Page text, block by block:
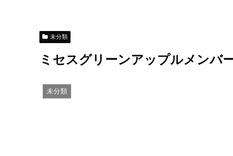
未分類
ミセスグリーンアップルメンバ
未分類